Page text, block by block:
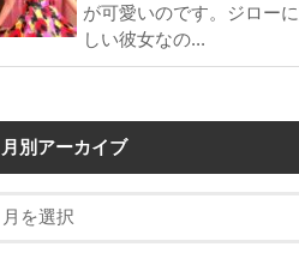
が可愛いのです。ジロー
しい彼女なの...
月別アーカイブ